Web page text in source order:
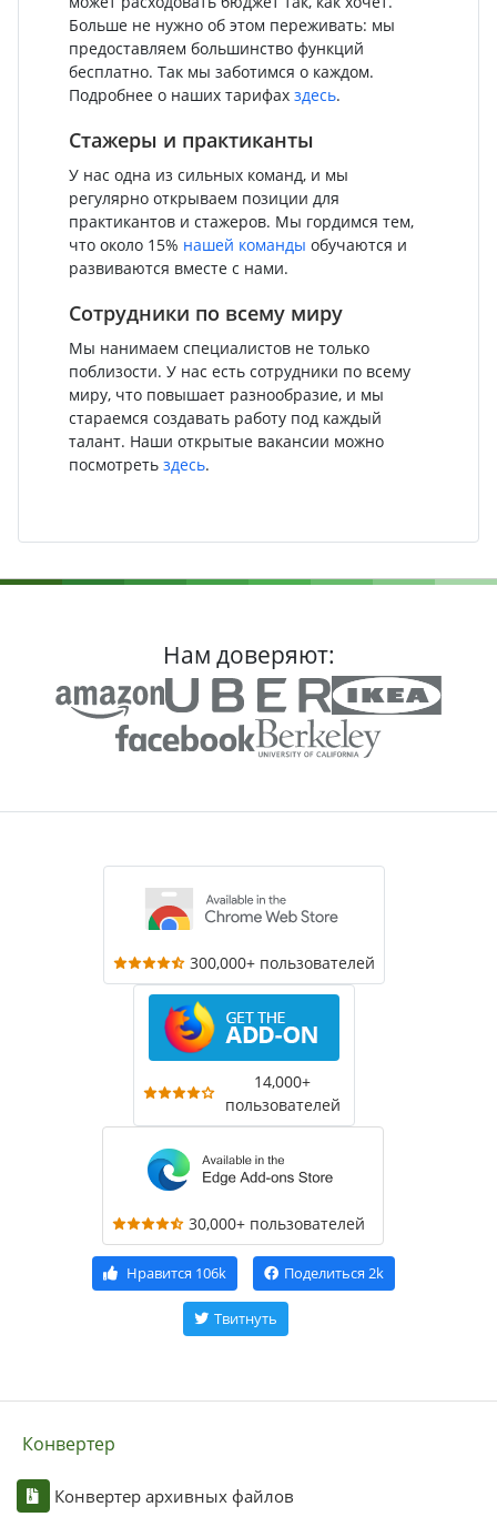
Больше не нужно об этом переживать: мы
предоставляем большинство функций
бесплатно. Так мы заботимся о каждом.
Подробнее о наших тарифах здесь.
Стажеры и практиканты
У нас одна из сильных команд, и мы
регулярно открываем позиции для
практикантов и стажеров. Мы гордимся тем,
что около 15% нашей команды обучаются и
развиваются вместе с нами.
Сотрудники по всему миру
Мы нанимаем специалистов не только
поблизости. У нас есть сотрудники по всему
миру, что повышает разнообразие, и мы
стараемся создавать работу под каждый
талант. Наши открытые вакансии можно
посмотреть здесь.
Нам доверяют:
300,000+ пользователей
14,000+
пользователей
30,000+ пользователей
Нравится 106k Поделиться 2k
Твитнуть
Конвертер
Конвертер архивных файлов